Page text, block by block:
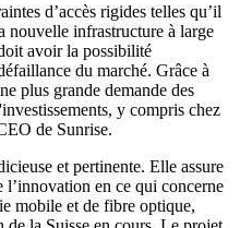
d’accès rigides telles qu’il
nouvelle infrastructure à large
avoir la possibilité
du marché. Grâce à
plus grande demande des
y compris chez
de Sunrise.
et pertinente. Elle assure
l’innovation en ce qui concerne
mobile et de fibre optique,